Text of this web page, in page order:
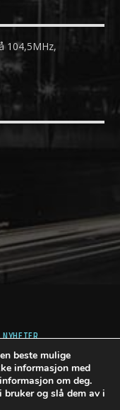
104,5MHz,
NYHETER
beste mulige
informasjon med
om deg.
og slå dem av i